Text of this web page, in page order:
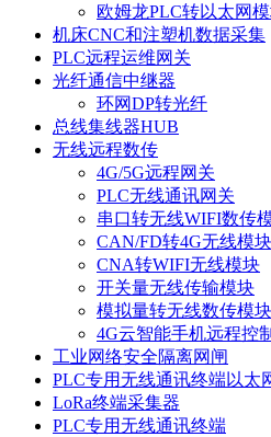
欧姆龙PLC转以太网
机床CNC和注塑机数据采集
PLC远程运维网关
光纤通信中继器
环网DP转光纤
总线集线器HUB
无线远程数传
4G/5G远程网关
PLC无线通讯网关
串口转无线WIFI数传
CAN/FD转4G无线模块
CNA转WIFI无线模块
开关量无线传输模块
模拟量转无线数传模块
4G云智能手机远程控
工业网络安全隔离网闸
PLC专用无线通讯终端以太
LoRa终端采集器
PLC专用无线通讯终端